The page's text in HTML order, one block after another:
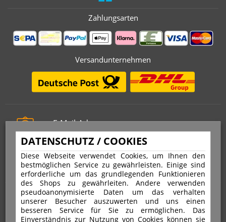
DATENSCHUTZ / COOKIES
Diese Webseite verwendet Cookies, um Ihnen den
bestmöglichen Service zu gewährleisten. Einige sind
erforderliche um das grundlegenden Funktionieren
des Shops zu gewährleiten. Andere verwenden
pseudoanonymisierte Daten um das verhalten
unserer Besucher auszuwerten und uns einen
besseren Service für Sie zu ermöglichen. Das
Einverständnis zur Nutzung von Cookies können sie
Zahlungsarten
Versandunternehmen
E-Mail-Adresse
info@stempelfritz.de
Telefon
0221 677 812 08
Über uns